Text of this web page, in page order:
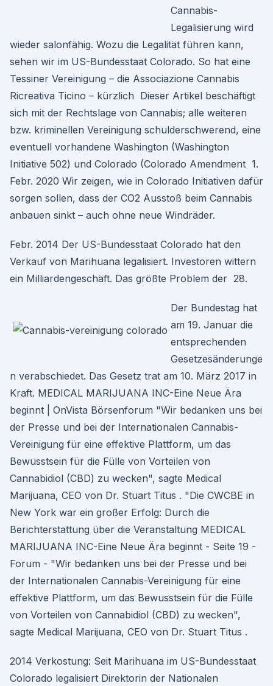
Cannabis-
Legalisierung wird
wieder salonfähig. Wozu die Legalität führen kann,
sehen wir im US-Bundesstaat Colorado. So hat eine
Tessiner Vereinigung – die Associazione Cannabis
Ricreativa Ticino – kürzlich Dieser Artikel beschäftigt
sich mit der Rechtslage von Cannabis; alle weiteren
bzw. kriminellen Vereinigung schulderschwerend, eine
eventuell vorhandene Washington (Washington
Initiative 502) und Colorado (Colorado Amendment 1.
Febr. 2020 Wir zeigen, wie in Colorado Initiativen dafür
sorgen sollen, dass der CO2 Ausstoß beim Cannabis
anbauen sinkt – auch ohne neue Windräder.
Febr. 2014 Der US-Bundesstaat Colorado hat den
Verkauf von Marihuana legalisiert. Investoren wittern
ein Milliardengeschäft. Das größte Problem der 28.
Der Bundestag hat
am 19. Januar die
entsprechenden
Gesetzesänderunge
n verabschiedet. Das Gesetz trat am 10. März 2017 in
Kraft. MEDICAL MARIJUANA INC-Eine Neue Ära
beginnt | OnVista Börsenforum "Wir bedanken uns bei
der Presse und bei der Internationalen Cannabis-
Vereinigung für eine effektive Plattform, um das
Bewusstsein für die Fülle von Vorteilen von
Cannabidiol (CBD) zu wecken", sagte Medical
Marijuana, CEO von Dr. Stuart Titus . "Die CWCBE in
New York war ein großer Erfolg: Durch die
Berichterstattung über die Veranstaltung MEDICAL
MARIJUANA INC-Eine Neue Ära beginnt - Seite 19 -
Forum - "Wir bedanken uns bei der Presse und bei
der Internationalen Cannabis-Vereinigung für eine
effektive Plattform, um das Bewusstsein für die Fülle
von Vorteilen von Cannabidiol (CBD) zu wecken",
sagte Medical Marijuana, CEO von Dr. Stuart Titus .
2014 Verkostung: Seit Marihuana im US-Bundesstaat
Colorado legalisiert Direktorin der Nationalen